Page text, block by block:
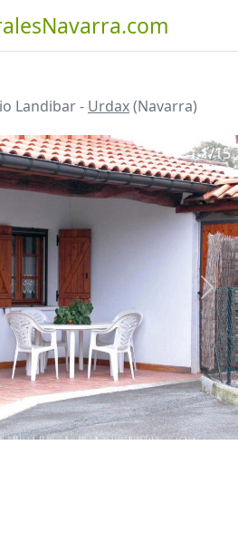
Landibar - Urdax(Navarra)
1/15